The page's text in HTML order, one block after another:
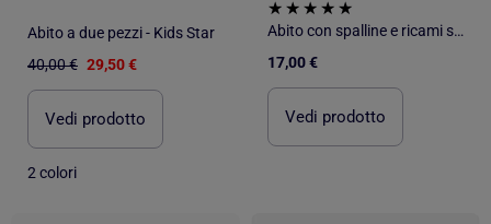
Abito a due pezzi - Kids Star
40,00 € 29,50 €
Vedi prodotto
2 colori
Abito con spalline e ricami sangallo
17,00 €
Vedi prodotto